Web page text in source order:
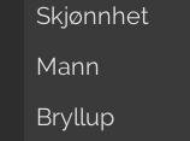
Skjønnhet
Mann
Bryllup